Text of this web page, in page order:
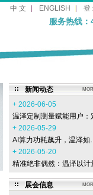
中 文 ENGLISH 登
服务热线
新闻动态
+ 2026-06-05
温泽定制测量赋能用户
+ 2026-05-29
AI算力功耗飙升，温泽
+ 2026-05-20
精准绝非偶然：温泽以
展会信息